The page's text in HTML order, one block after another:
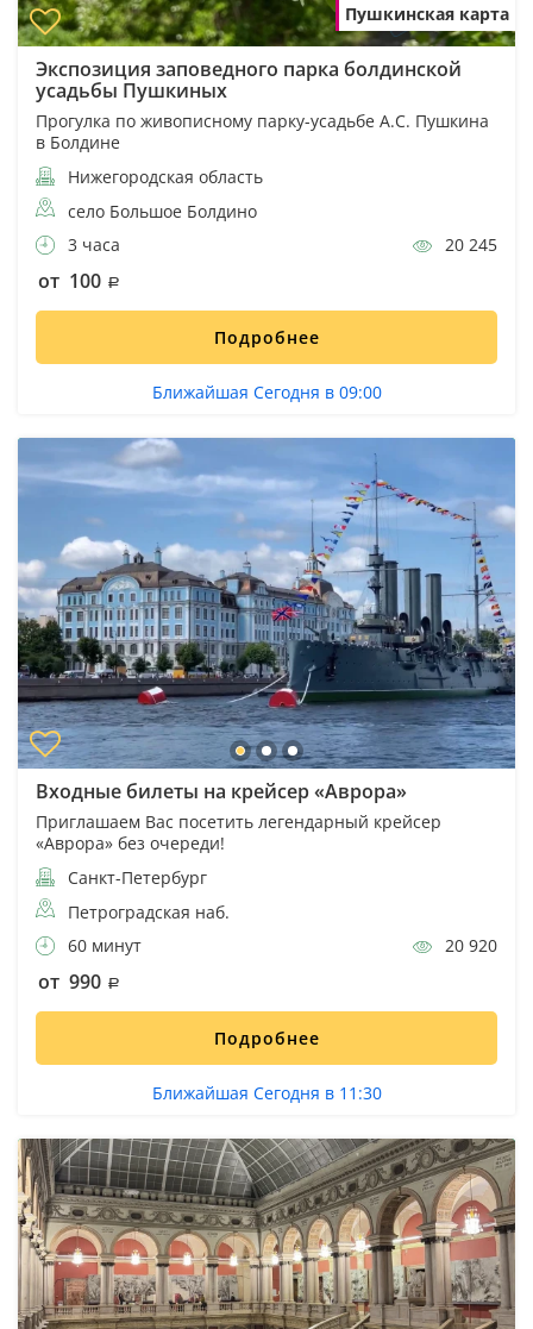
Пушкинская карта
Экспозиция заповедного парка болдинской
усадьбы Пушкиных
Прогулка по живописному парку-усадьбе А.С. Пушкина
в Болдине
Нижегородская область
село Большое Болдино
3 часа
20 245
от 100
Подробнее
Ближайшая Сегодня в 09:00
Входные билеты на крейсер «Аврора»
Приглашаем Вас посетить легендарный крейсер
«Аврора» без очереди!
Санкт-Петербург
Петроградская наб.
60 минут
20 920
от 990
Подробнее
Ближайшая Сегодня в 11:30